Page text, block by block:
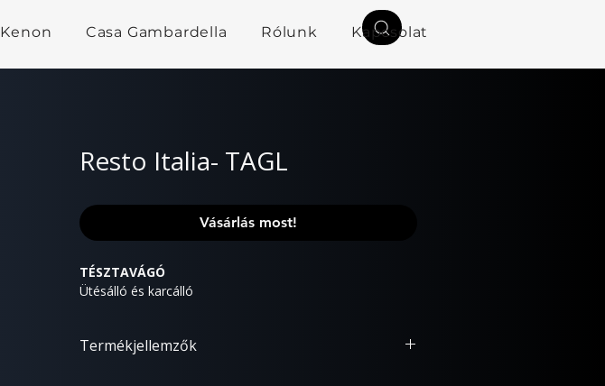
Kenon Casa Gambardella Rólunk Kapcsolat
Resto Italia- TAGL
Vásárlás most!
TÉSZTAVÁGÓ
Ütésálló és karcálló
Termékjellemzők